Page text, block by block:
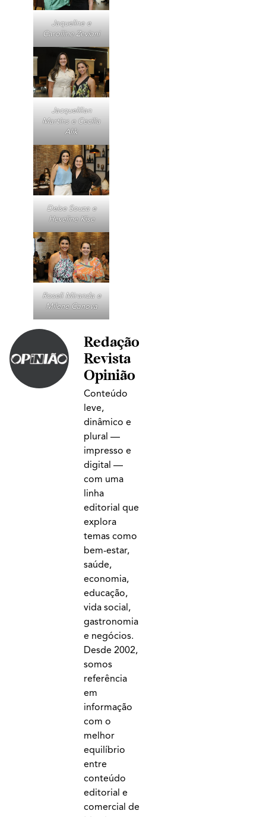
Jaqueline e
Carolline Zeviani
Jacquelilian
Martins e Cecilia
Alik
Deise Souza e
Heveline Kise
Roseli Miranda e
Milene Canova
Redação
Revista
Opinião
Conteúdo
leve,
dinâmico e
plural —
impresso e
digital —
com uma
linha
editorial que
explora
temas como
bem-estar,
saúde,
economia,
educação,
vida social,
gastronomia
e negócios.
Desde 2002,
somos
referência
em
informação
com o
melhor
equilíbrio
entre
conteúdo
editorial e
comercial de